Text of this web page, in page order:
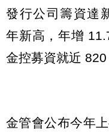
發行公司籌資達
年新高，年增
金控募資就近 820
金管會公布今年